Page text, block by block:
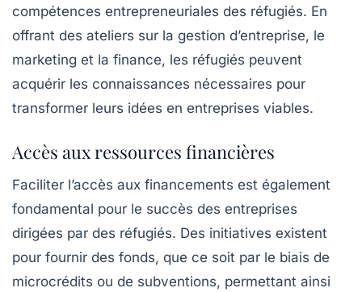
compétences entrepreneuriales des réfugiés. En
offrant des ateliers sur la gestion d’entreprise, le
marketing et la finance, les réfugiés peuvent
acquérir les connaissances nécessaires pour
transformer leurs idées en entreprises viables.
Accès aux ressources financières
Faciliter l’accès aux financements est également
fondamental pour le succès des entreprises
dirigées par des réfugiés. Des initiatives existent
pour fournir des fonds, que ce soit par le biais de
microcrédits ou de subventions, permettant ainsi